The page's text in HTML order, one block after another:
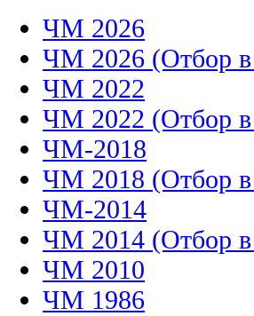
ЧМ 2026
ЧМ 2026 (Отбор в
ЧМ 2022
ЧМ 2022 (Отбор в
ЧМ-2018
ЧМ 2018 (Отбор в
ЧМ-2014
ЧМ 2014 (Отбор в
ЧМ 2010
ЧМ 1986